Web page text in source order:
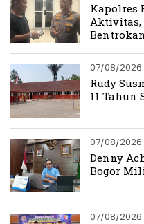
Kapolres
Aktivitas,
07/08/2026
Rudy
11 Tahun
07/08/2026
Denny
Bogor
07/08/2026